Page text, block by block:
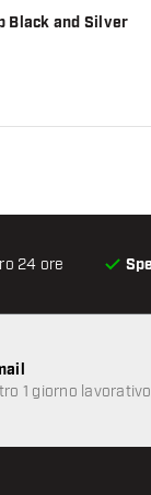
Black and Silver
24 ore
1 giorno lavorativo